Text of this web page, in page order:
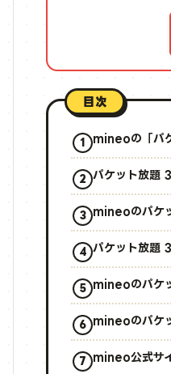
目次
mineoの「パ
パケット放題
mineoのパケ
パケット放題
mineoのパケ
mineoのパケ
mineo公式サ